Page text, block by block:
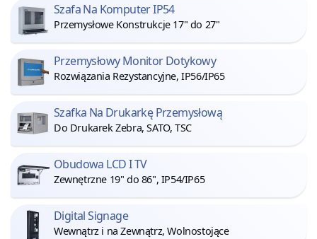
Szafa Na Komputer IP54
Przemysłowe Konstrukcje 17" do 27"
Przemysłowy Monitor Dotykowy
Rozwiązania Rezystancyjne, IP56/IP65
Szafka Na Drukarkę Przemysłową
Do Drukarek Zebra, SATO, TSC
Obudowa LCD I TV
Zewnętrzne 19" do 86", IP54/IP65
Digital Signage
Wewnątrz i na Zewnątrz, Wolnostojące